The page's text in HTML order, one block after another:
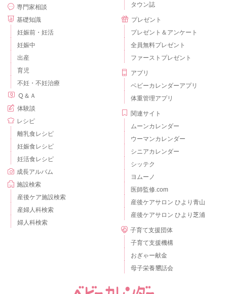
専門家相談
基礎知識
妊娠前・妊活
妊娠中
出産
育児
不妊・不妊治療
Ｑ＆Ａ
体験談
レシピ
離乳食レシピ
妊娠食レシピ
妊活食レシピ
成長アルバム
施設検索
産後ケア施設検索
産婦人科検索
婦人科検索
タウン誌
プレゼント
プレゼント＆アンケート
全員無料プレゼント
ファーストプレゼント
アプリ
ベビーカレンダーアプリ
体重管理アプリ
関連サイト
ムーンカレンダー
ウーマンカレンダー
シニアカレンダー
シッテク
ヨムーノ
医師監修.com
産後ケアサロン ひより青山
産後ケアサロン ひより芝浦
子育て支援団体
子育て支援機構
おぎゃー献金
母子栄養懇話会